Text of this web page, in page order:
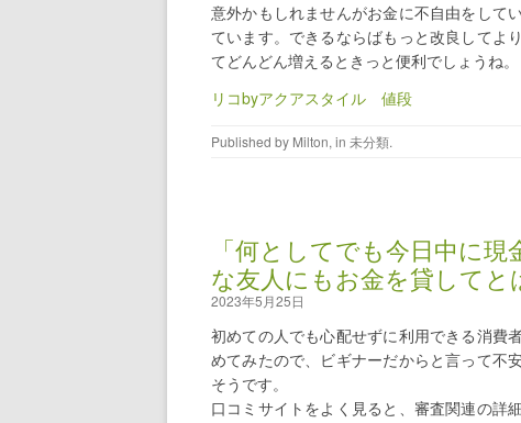
意外かもしれませんがお金に不自由をして
ています。できるならばもっと改良してよ
てどんどん増えるときっと便利でしょうね。
リコbyアクアスタイル 値段
Published by Milton, in 未分類.
「何としてでも今日中に
な友人にもお金を貸してと
2023年5月25日
初めての人でも心配せずに利用できる消費
めてみたので、ビギナーだからと言って不
そうです。
口コミサイトをよく見ると、審査関連の詳